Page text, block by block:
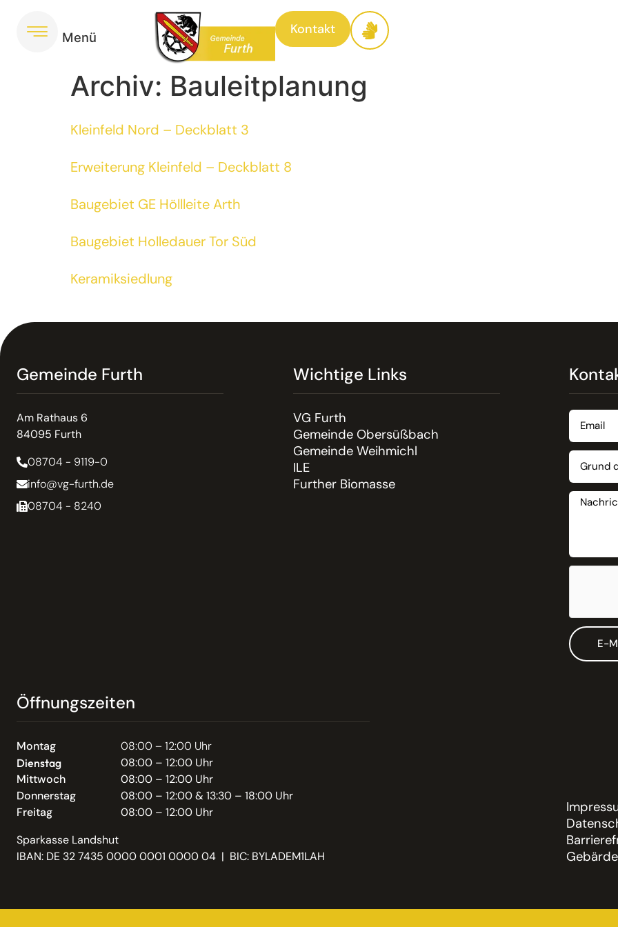
Kontakt
Archiv: Bauleitplanung
Kleinfeld Nord – Deckblatt 3
Erweiterung Kleinfeld – Deckblatt 8
Baugebiet GE Höllleite Arth
Baugebiet Holledauer Tor Süd
Keramiksiedlung
Gemeinde Furth
Am Rathaus 6
84095 Furth
08704 - 9119-0
info@vg-furth.de
08704 - 8240
Wichtige Links
VG Furth
Gemeinde Obersüßbach
Gemeinde Weihmichl
ILE
Further Biomasse
E-
Öffnungszeiten
Montag 08:00 – 12:00 Uhr
Dienstag
08:00 – 12:00 Uhr
Mittwoch
08:00 – 12:00 Uhr
Donnerstag
08:00 – 12:00 & 13:30 – 18:00 Uhr
Freitag
08:00 – 12:00 Uhr
Sparkasse Landshut
IBAN: DE 32 7435 0000 0001 0000 04 | BIC: BYLADEM1LAH